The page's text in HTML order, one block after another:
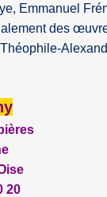
Emmanuel
des
20